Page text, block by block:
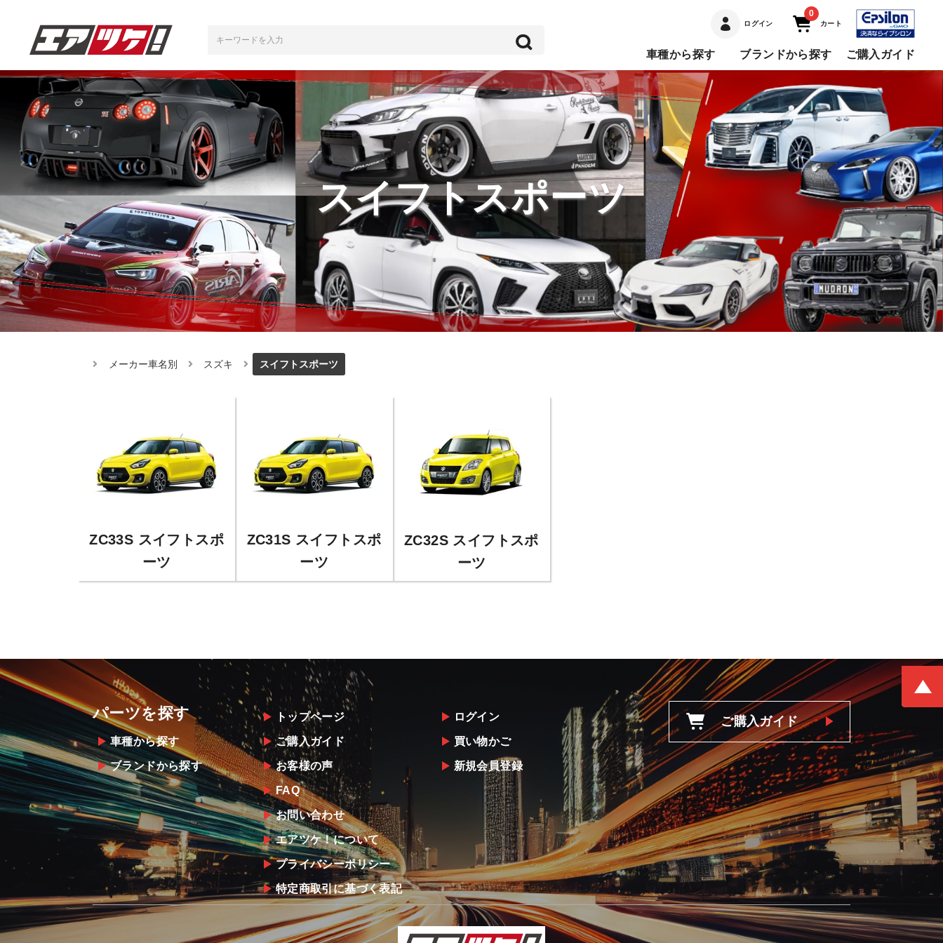
ログイン
0
カート
車種から探す ブランドから探す ご購入ガイド
スイフトスポーツ
メーカー車名別 スズキ スイフトスポーツ
ZC33S スイフトスポ
ーツ
ZC31S スイフトスポ
ーツ
ZC32S スイフトスポ
ーツ
パーツを探す
車種から探す
ブランドから探す
トップページ
ご購入ガイド
お客様の声
FAQ
お問い合わせ
エアツケ！について
プライバシーポリシー
特定商取引に基づく表記
ログイン
買い物かご
新規会員登録
ご購入ガイド